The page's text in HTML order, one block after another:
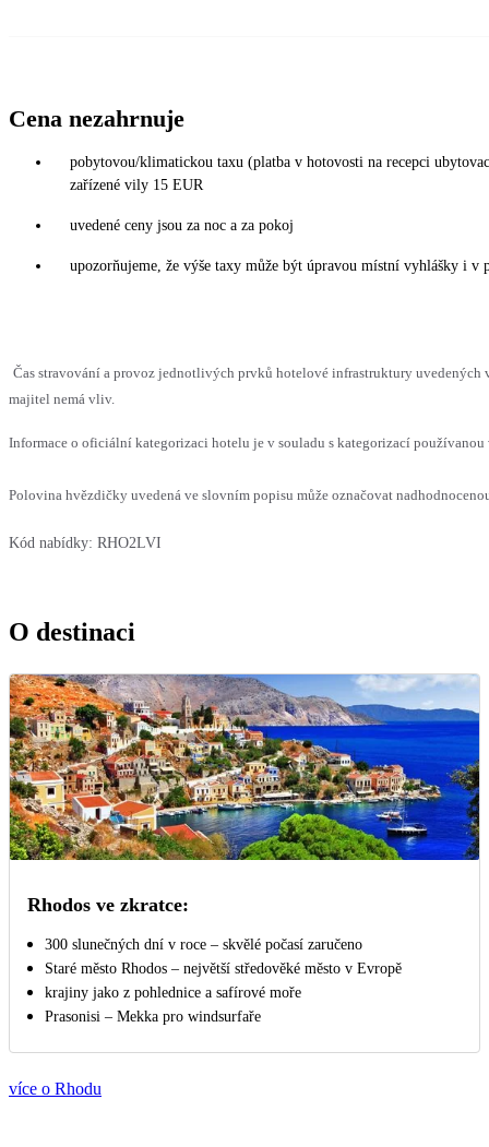
Cena nezahrnuje
pobytovou/klimatickou taxu (platba v hotovosti na recepci
zařízené vily 15 EUR
uvedené ceny jsou za noc a za pokoj
upozorňujeme, že výše taxy může být úpravou místní vyhlášky i
Čas stravování a provoz jednotlivých prvků hotelové infrastruktury uvedených
majitel nemá vliv.
Informace o oficiální kategorizaci hotelu je v souladu s kategorizací
Polovina hvězdičky uvedená ve slovním popisu může označovat
Kód nabídky: RHO2LVI
O destinaci
Rhodos ve zkratce:
300 slunečných dní v roce – skvělé počasí zaručeno
Staré město Rhodos – největší středověké město v Evropě
krajiny jako z pohlednice a safírové moře
Prasonisi – Mekka pro windsurfaře
více o Rhodu